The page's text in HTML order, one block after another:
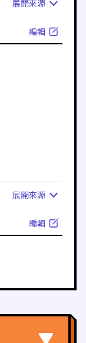
展開來源
編輯
展開來源
編輯